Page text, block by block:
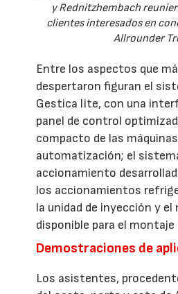
y Rednitzhembach
clientes interesados en
Allrounder
Entre los aspectos que
despertaron figuran el
Gestica lite, con una
panel de control
compacto de las
automatización; el
accionamiento
los accionamientos
la unidad de inyección y el
disponible para el montaje
Demostraciones de
Los asistentes,